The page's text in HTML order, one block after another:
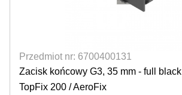
Przedmiot nr: 6700400131
Zacisk końcowy G3, 35 mm - full black
TopFix 200 / AeroFix